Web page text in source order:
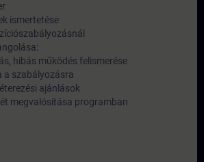
ismertetése
hibás működés felismerése
a szabályozásra
ajánlások
megvalósítása programban